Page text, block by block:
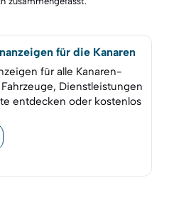
für die Kanaren
für alle Kanaren-
Dienstleistungen
entdecken oder kostenlos